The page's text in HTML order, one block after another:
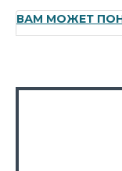
ВАМ МОЖЕТ